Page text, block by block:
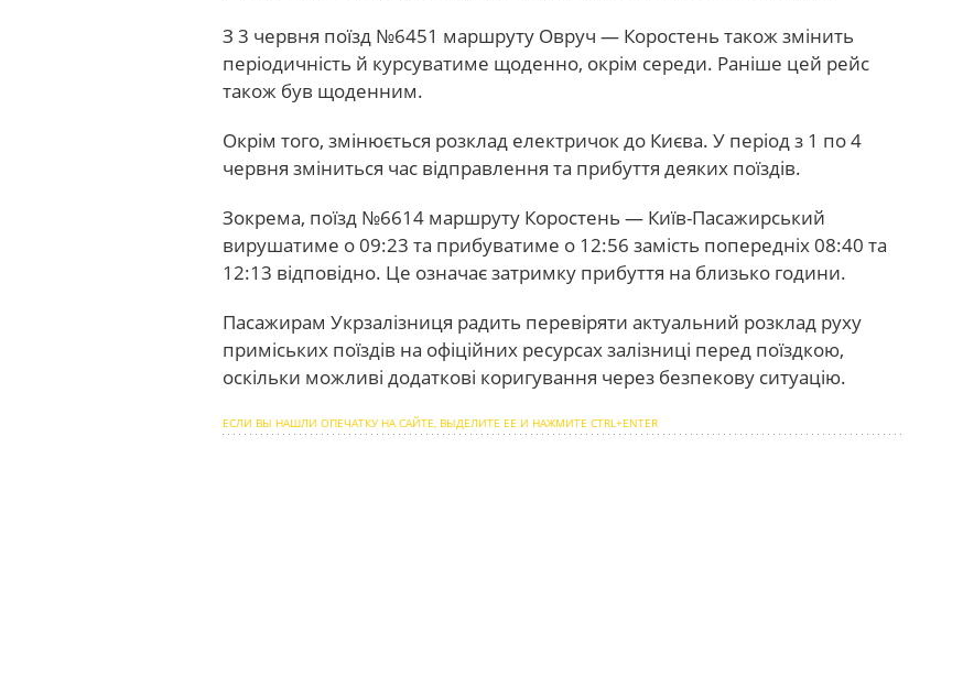
З 3 червня поїзд №6451 маршруту Овруч — Коростень також змінить
періодичність й курсуватиме щоденно, окрім середи. Раніше цей рейс
також був щоденним.
Окрім того, змінюється розклад електричок до Києва. У період з 1 по 4
червня зміниться час відправлення та прибуття деяких поїздів.
Зокрема, поїзд №6614 маршруту Коростень — Київ-Пасажирський
вирушатиме о 09:23 та прибуватиме о 12:56 замість попередніх 08:40 та
12:13 відповідно. Це означає затримку прибуття на близько години.
Пасажирам Укрзалізниця радить перевіряти актуальний розклад руху
приміських поїздів на офіційних ресурсах залізниці перед поїздкою,
оскільки можливі додаткові коригування через безпекову ситуацію.
ЕСЛИ ВЫ НАШЛИ ОПЕЧАТКУ НА САЙТЕ, ВЫДЕЛИТЕ ЕЕ И НАЖМИТЕ CTRL+ENTER